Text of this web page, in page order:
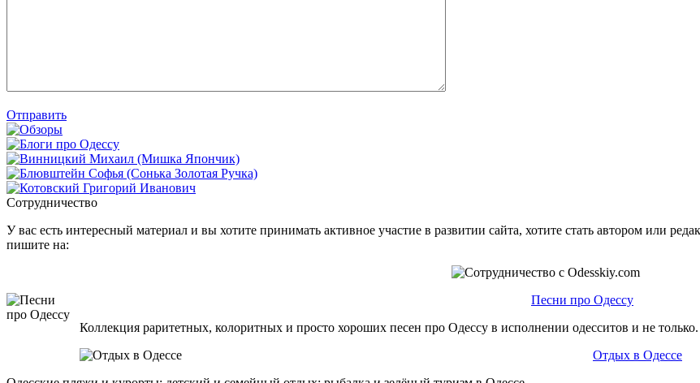
Отправить
Сотрудничество
У вас есть интересный материал и вы хотите принимать активное участие в развитии сайта, хотите стать автором или
пишите на:
Песни про Одессу
Коллекция раритетных, колоритных и просто хороших песен про Одессу в исполнении одесситов и не только.
Отдых в Одессе